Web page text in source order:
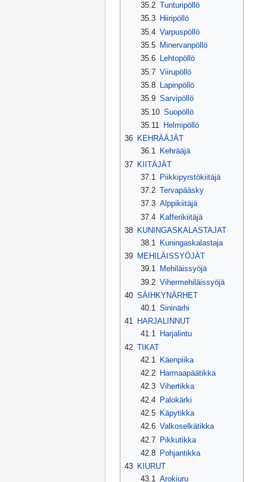
35.2 Tunturipöllö
35.3
Hiiripöllö
35.4 Varpuspöllö
35.5
Minervanpöllö
35.6
Lehtopöllö
35.7 Viirupöllö
35.8
Lapinpöllö
35.9 Sarvipöllö
35.10 Suopöllö
35.11
Helmipöllö
36 KEHRÄÄJÄT
36.1
Kehrääjä
37 KIITÄJÄT
37.1
Piikkipyrstökiitäjä
37.2 Tervapääsky
37.3 Alppikiitäjä
37.4 Kafferikiitäjä
38 KUNINGASKALASTAJAT
38.1
Kuningaskalastaja
39 MEHILÄISSYÖJÄT
39.1
Mehiläissyöjä
39.2 Vihermehiläissyöjä
40 SÄIHKYNÄRHET
40.1 Sininärhi
41 HARJALINNUT
41.1
Harjalintu
42 TIKAT
42.1
Käenpiika
42.2
Harmaapäätikka
42.3 Vihertikka
42.4 Palokärki
42.5
Käpytikka
42.6 Valkoselkätikka
42.7 Pikkutikka
42.8
Pohjantikka
43 KIURUT
43.1 Arokiuru